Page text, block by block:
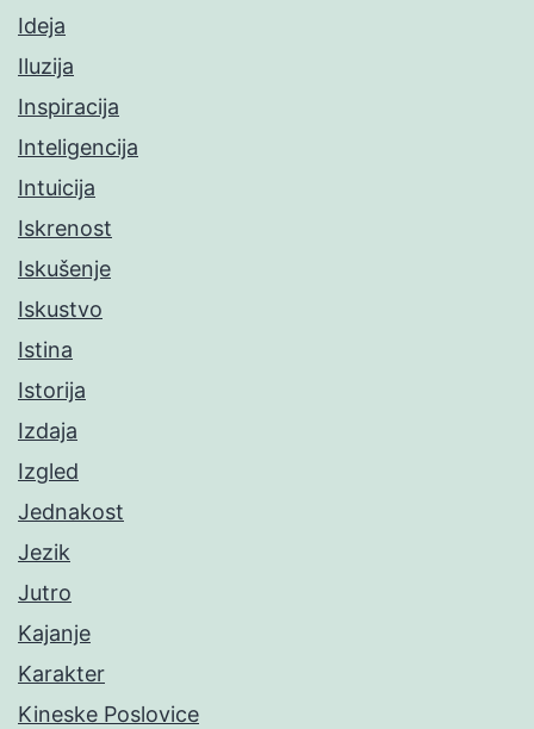
Ideja
Iluzija
Inspiracija
Inteligencija
Intuicija
Iskrenost
Iskušenje
Iskustvo
Istina
Istorija
Izdaja
Izgled
Jednakost
Jezik
Jutro
Kajanje
Karakter
Kineske Poslovice